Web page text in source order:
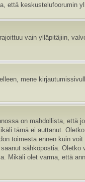
keskustelufoorumin
vain ylläpitäjiin,
mene
on mahdollista, että
tämä ei auttanut.
toimesta ennen kuin
sähköpostia.
Mikäli olet varma, että